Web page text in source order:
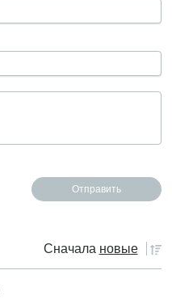
Сначала новые